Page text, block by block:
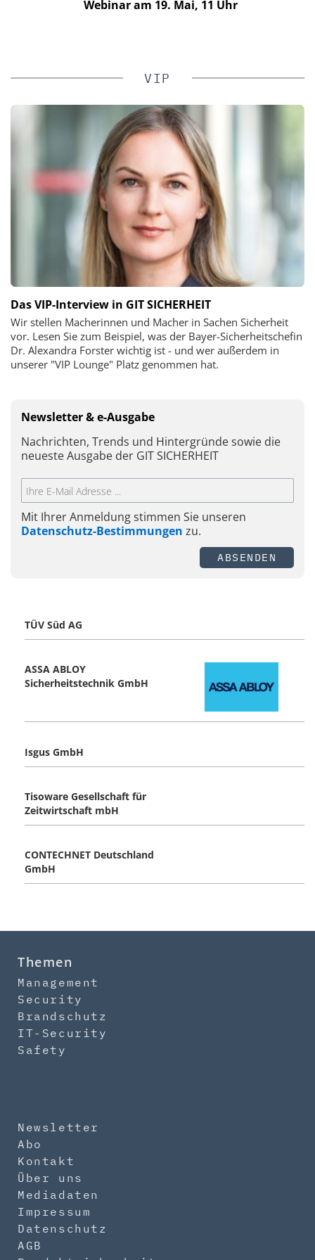
Webinar am 19. Mai, 11 Uhr
VIP
Das VIP-Interview in GIT SICHERHEIT
Wir stellen Macherinnen und Macher in Sachen Sicherheit
vor. Lesen Sie zum Beispiel, was der Bayer-Sicherheitschefin
Dr. Alexandra Forster wichtig ist - und wer außerdem in
unserer "VIP Lounge" Platz genommen hat.
Newsletter & e-Ausgabe
Nachrichten, Trends und Hintergründe sowie die
neueste Ausgabe der GIT SICHERHEIT
Mit Ihrer Anmeldung stimmen Sie unseren
Datenschutz-Bestimmungen zu.
ABSENDEN
TÜV Süd AG
ASSA ABLOY
Sicherheitstechnik GmbH
Isgus GmbH
Tisoware Gesellschaft für
Zeitwirtschaft mbH
CONTECHNET Deutschland
GmbH
Themen
Management
Security
Brandschutz
IT-Security
Safety
Newsletter
Abo
Kontakt
Über uns
Mediadaten
Impressum
Datenschutz
AGB